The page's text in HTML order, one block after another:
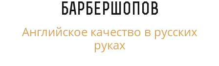
барбершопов
Английское качество в русских
руках